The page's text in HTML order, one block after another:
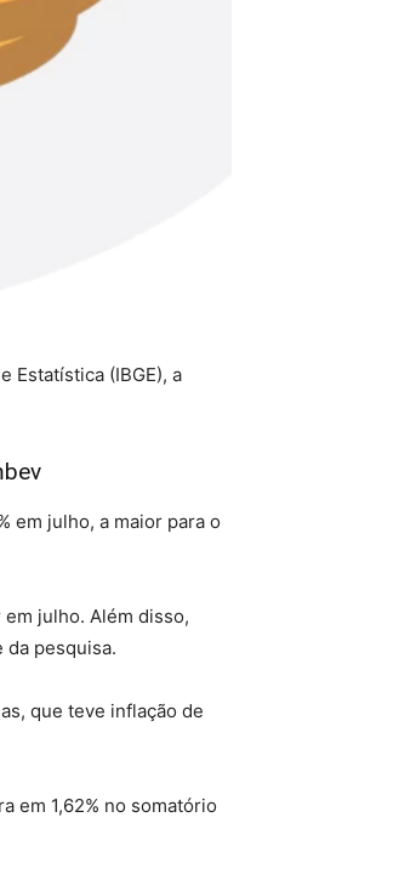
Estatística (IBGE), a
em julho, a maior para o
julho. Além disso,
da pesquisa.
que teve inflação de
em 1,62% no somatório